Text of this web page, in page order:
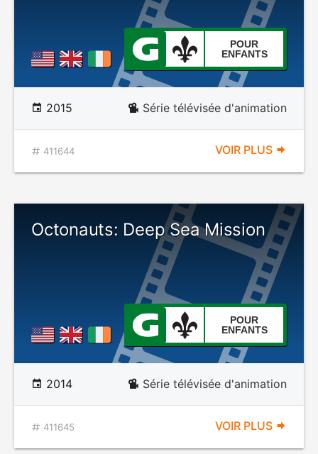
POUR
ENFANTS
2015 Série télévisée d'animation
411644 VOIR PLUS
Octonauts: Deep Sea Mission
POUR
ENFANTS
2014 Série télévisée d'animation
411645 VOIR PLUS